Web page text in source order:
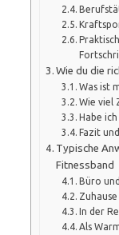
Wie du die
Was ist
Wie viel
Habe
Fazit
Typische
Fitnessband
Büro
In der
Als